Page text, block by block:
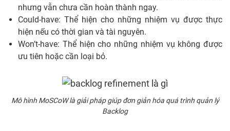
nhưng vẫn chưa cần hoàn thành ngay.
Could-have: Thể hiện cho những nhiệm vụ được thực
hiện nếu có thời gian và tài nguyên.
Won’t-have: Thể hiện cho những nhiệm vụ không được
ưu tiên hoặc cần loại bỏ.
Mô hình MoSCoW là giải pháp giúp đơn giản hóa quá trình quản lý
Backlog